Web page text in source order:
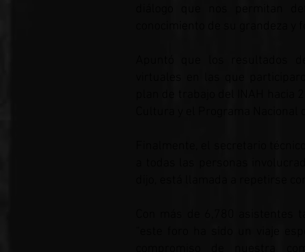
diálogo que nos permitan
Apuntó que los resultados
virtuales en las que
Finalmente, el secretario
a todas las personas
dijo, está llamada a repetirse
Con más de 6,780 asistentes